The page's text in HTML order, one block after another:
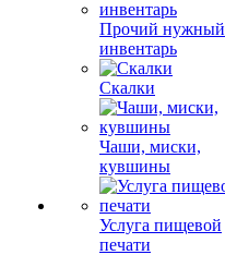
Прочий нужный
инвентарь
Скалки
Чаши, миски,
кувшины
Услуга пищевой
печати